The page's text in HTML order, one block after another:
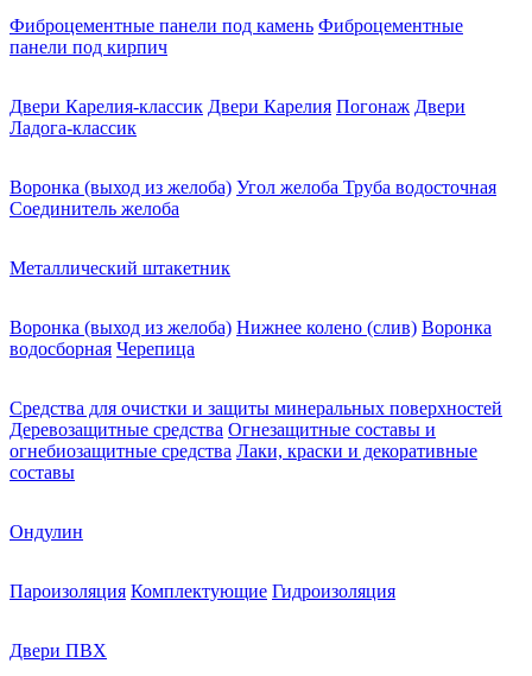
Фиброцементные панели под камень Фиброцементные
панели под кирпич
Двери Карелия-классик Двери Карелия Погонаж Двери
Ладога-классик
Воронка (выход из желоба) Угол желоба Труба водосточная
Соединитель желоба
Металлический штакетник
Воронка (выход из желоба) Нижнее колено (слив) Воронка
водосборная Черепица
Средства для очистки и защиты минеральных поверхностей
Деревозащитные средства Огнезащитные составы и
огнебиозащитные средства Лаки, краски и декоративные
составы
Ондулин
Пароизоляция Комплектующие Гидроизоляция
Двери ПВХ